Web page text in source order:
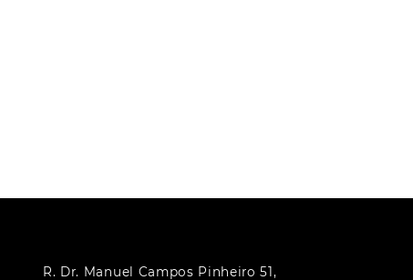
R. Dr. Manuel Campos Pinheiro 51,